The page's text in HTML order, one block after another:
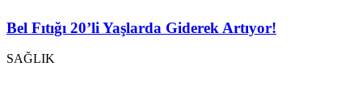
Bel Fıtığı 20’li Yaşlarda Giderek Artıyor!
SAĞLIK